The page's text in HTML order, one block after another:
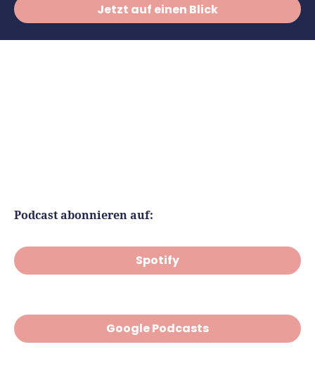
Jetzt auf einen Blick
Podcast abonnieren auf:
Spotify
Google Podcasts